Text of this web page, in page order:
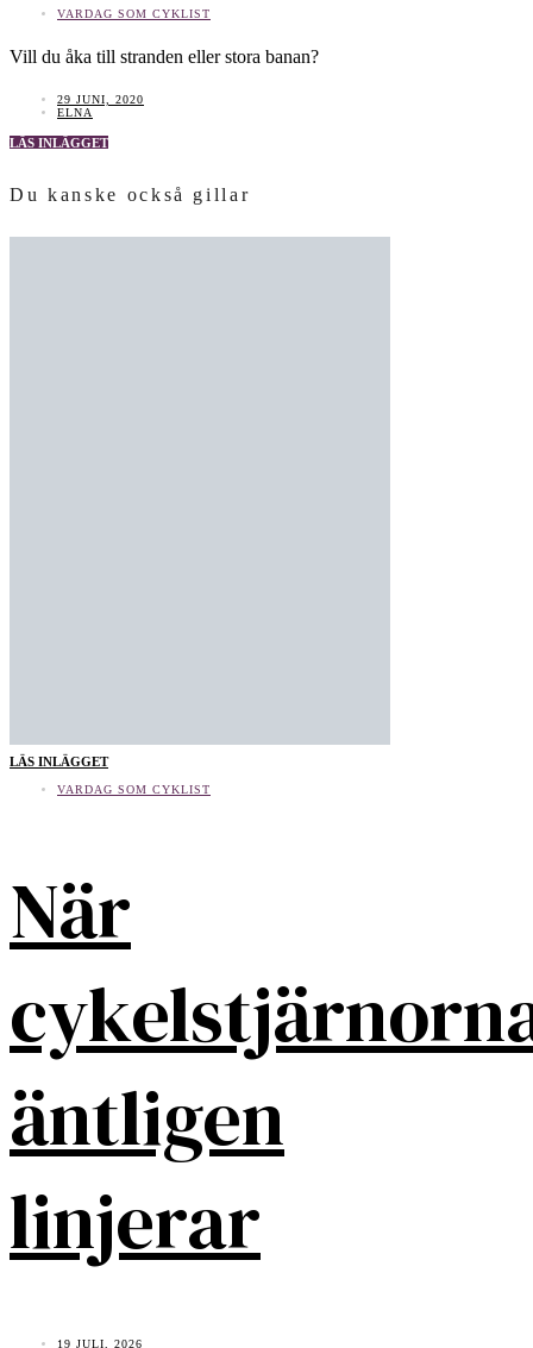
VARDAG SOM CYKLIST
Vill du åka till stranden eller stora banan?
29 JUNI, 2020
ELNA
LÄS INLÄGGET
Du kanske också gillar
LÄS INLÄGGET
VARDAG SOM CYKLIST
När
äntligen
linjerar
19 JULI, 2026